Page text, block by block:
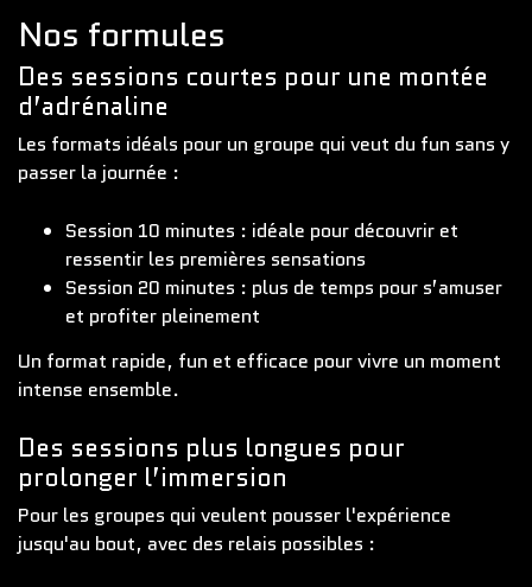
Nos formules
Des sessions courtes pour une montée
d’adrénaline
Les formats idéals pour un groupe qui veut du fun sans y
passer la journée :
Session 10 minutes : idéale pour découvrir et
ressentir les premières sensations
Session 20 minutes : plus de temps pour s’amuser
et profiter pleinement
Un format rapide, fun et efficace pour vivre un moment
intense ensemble.
Des sessions plus longues pour
prolonger l’immersion
Pour les groupes qui veulent pousser l'expérience
jusqu'au bout, avec des relais possibles :